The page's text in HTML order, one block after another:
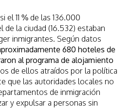
el 11 % de las 136.000
de la ciudad (16.532) estaban
inmigrantes. Según datos
680 hoteles de
al programa de alojamiento
de ellos atraídos por la política
que las autoridades locales no
de inmigración
y expulsar a personas sin